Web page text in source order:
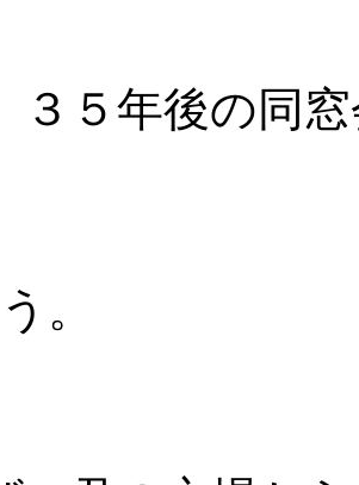
３５年後の同
う。